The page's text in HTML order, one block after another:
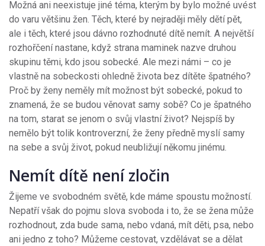
Možná ani neexistuje jiné téma, kterým by bylo možné uvést
do varu většinu žen. Těch, které by nejraději měly dětí pět,
ale i těch, které jsou dávno rozhodnuté dítě nemít. A největší
rozhořčení nastane, když strana maminek nazve druhou
skupinu těmi, kdo jsou sobecké. Ale mezi námi – co je
vlastně na sobeckosti ohledně života bez dítěte špatného?
Proč by ženy neměly mít možnost být sobecké, pokud to
znamená, že se budou věnovat samy sobě? Co je špatného
na tom, starat se jenom o svůj vlastní život? Nejspíš by
nemělo být tolik kontroverzní, že ženy předně myslí samy
na sebe a svůj život, pokud neubližují někomu jinému.
Nemít dítě není zločin
Žijeme ve svobodném světě, kde máme spoustu možností.
Nepatří však do pojmu slova svoboda i to, že se žena může
rozhodnout, zda bude sama, nebo vdaná, mít děti, psa, nebo
ani jedno z toho? Můžeme cestovat, vzdělávat se a dělat